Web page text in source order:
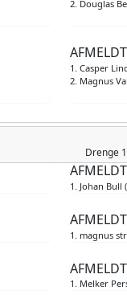
2. Douglas
1. Casper
2. Magnus
Drenge
1. Johan Bull
1. magnus
1. Melker